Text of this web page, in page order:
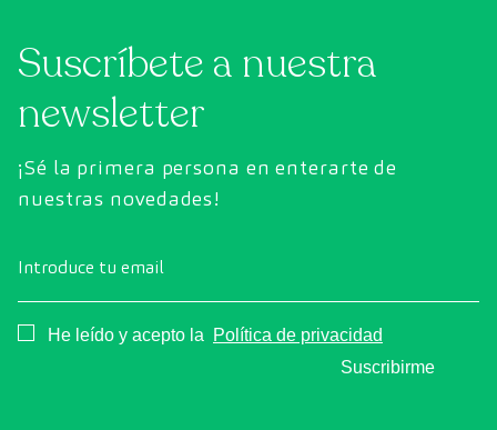
Suscríbete a nuestra
newsletter
¡Sé la primera persona en enterarte de
nuestras novedades!
Introduce tu email
Consentimiento
He leído y acepto la
Política de privacidad
Suscribirme